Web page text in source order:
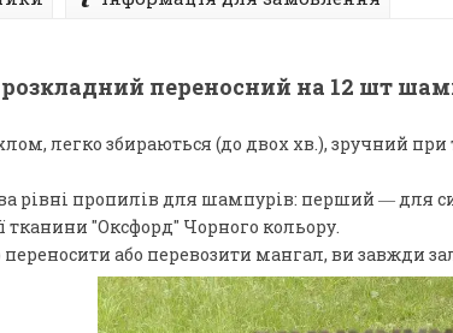
переносний на 12 шт
легко збираються (до двох хв.), зручний
рівні пропилів для шампурів: перший ― для
тканини "Оксфорд" Чорного кольору.
або перевозити мангал, ви завжди